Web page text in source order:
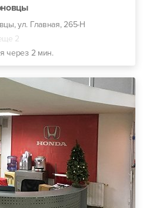
ул. Главная, 265-Н
2
через 2 мин.